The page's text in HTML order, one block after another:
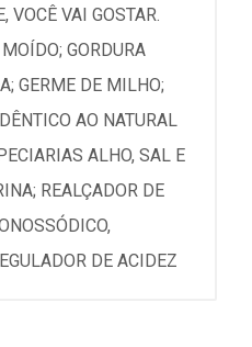
VOCÊ VAI GOSTAR.
GORDURA
GERME DE MILHO;
AO NATURAL
ALHO, SAL E
REALÇADOR DE
DE ACIDEZ